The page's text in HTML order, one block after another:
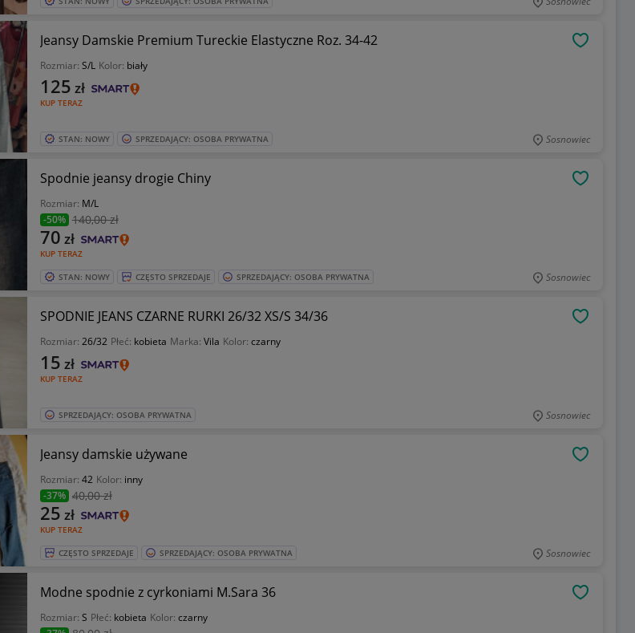
Jeansy Damskie Premium Tureckie Elastyczne Roz. 34-42
Rozmiar: S/L Kolor: biały
KUP TERAZ
125 zł
STAN: NOWY SPRZEDAJĄCY: OSOBA PRYWATNA Sosnowiec
Spodnie jeansy drogie Chiny
Rozmiar: M/L
-50% 140,00 zł
KUP TERAZ
70 zł
STAN: NOWY CZĘSTO SPRZEDAJE SPRZEDAJĄCY: OSOBA PRYWATNA Sosnowiec
SPODNIE JEANS CZARNE RURKI 26/32 XS/S 34/36
Rozmiar: 26/32 Płeć: kobieta Marka: Vila Kolor: czarny
KUP TERAZ
15 zł
SPRZEDAJĄCY: OSOBA PRYWATNA Sosnowiec
Jeansy damskie używane
Rozmiar: 42 Kolor: inny
-37% 40,00 zł
KUP TERAZ
25 zł
CZĘSTO SPRZEDAJE SPRZEDAJĄCY: OSOBA PRYWATNA Sosnowiec
Modne spodnie z cyrkoniami M.Sara 36
Rozmiar: S Płeć: kobieta Kolor: czarny